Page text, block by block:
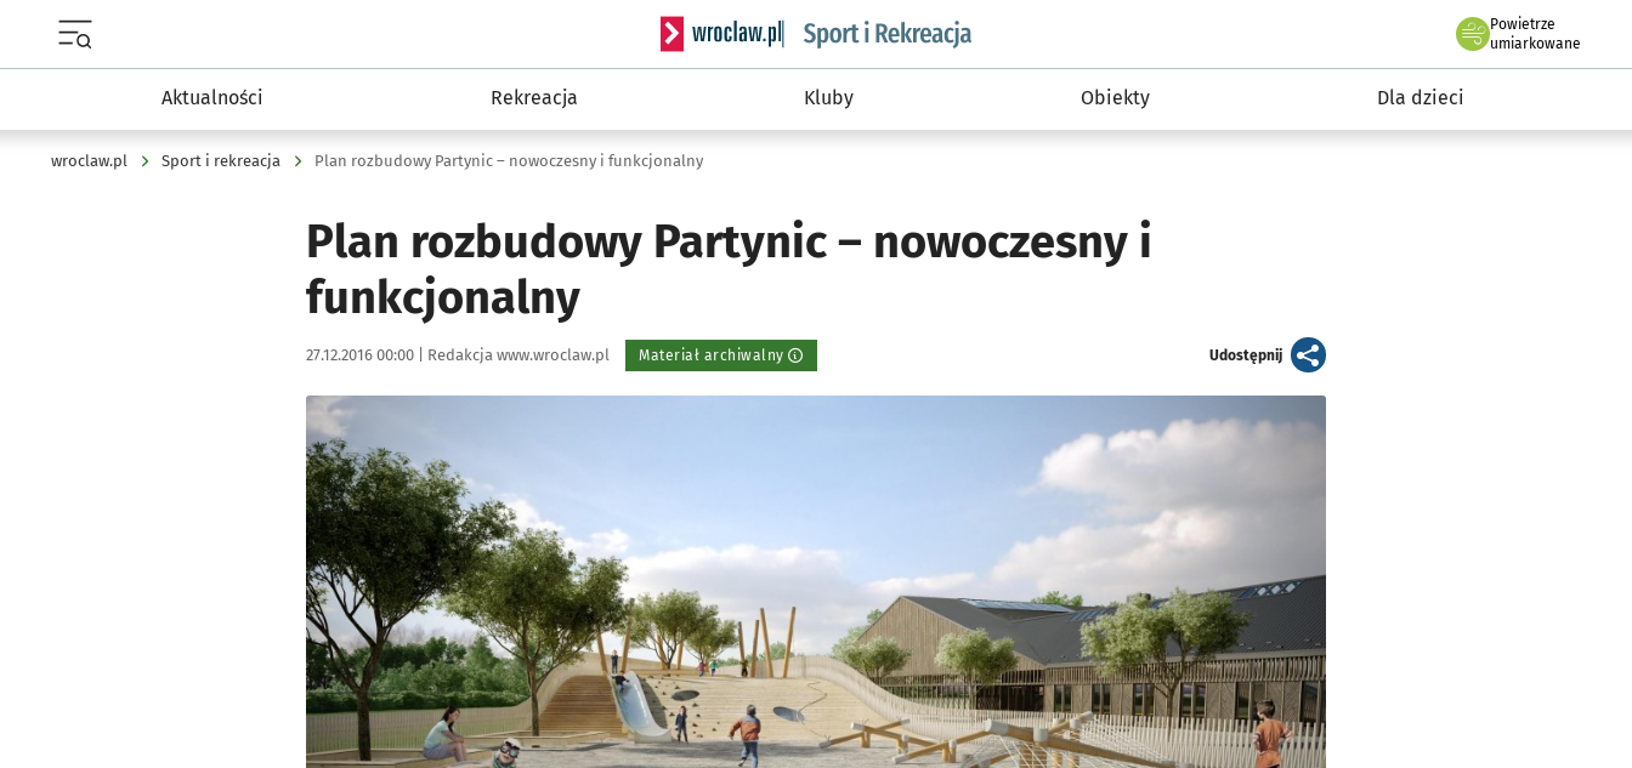
Serwis informacyjny wroclaw.pl podserwis: Sport i rekreacja
Powietrze
we Wrocławiu
umiarkowane
Aktualności Rekreacja Kluby Obiekty Dla dzieci
wroclaw.pl Sport i rekreacja Plan rozbudowy Partynic – nowoczesny i funkcjonalny
Plan rozbudowy Partynic – nowoczesny i
funkcjonalny
Data publikacji:
27.12.2016 00:00 | Autor:
Redakcja www.wroclaw.pl Materiał archiwalny Udostępnijartykuł
Kliknij, aby powiększyć